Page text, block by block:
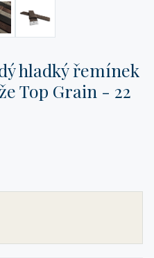
hladký řemínek
Top Grain - 22